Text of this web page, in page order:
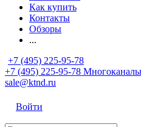
Как купить
Контакты
Обзоры
...
+7 (495) 225-95-78
+7 (495) 225-95-78
sale@ktnd.ru
Войти